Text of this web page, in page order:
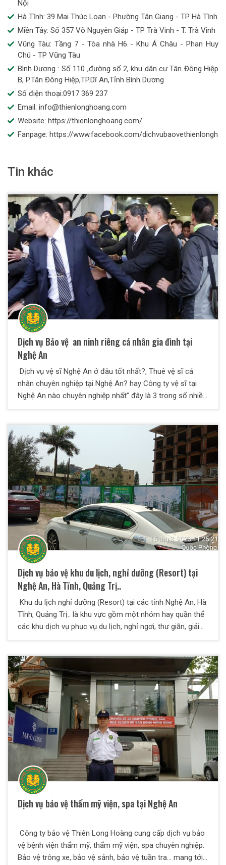
Nội
Hà Tĩnh: 39 Mai Thúc Loan - Phường Tân Giang - TP Hà Tĩnh
Miền Tây: Số 357 Võ Nguyên Giáp - TP Trà Vinh - T. Trà Vinh
Vũng Tàu: Tầng 7 - Tòa nhà H6 - Khu Á Châu - Phan Huy
Chú - TP Vũng Tàu
Bình Dương : Số 110 ,đường số 2, khu dân cư Tân Đông Hiệp
B, P.Tân Đông Hiệp,TP.Dĩ An,Tỉnh Bình Dương
Số điện thoại:0917 369 237
Email: info@thienlonghoang.com
Website: https://thienlonghoang.com/
Fanpage: https://www.facebook.com/
Tin khác
Dịch vụ Bảo vệ an ninh riêng cá nhân gia đình tại
Nghệ An
Dịch vụ vệ sĩ Nghệ An ở đâu tốt nhất?, Thuê vệ sĩ cá
nhân chuyên nghiệp tại Nghệ An? hay Công ty vệ sĩ tại
Nghệ An nào chuyên nghiệp nhất” đây là 3 trong số nhiều
bạn vẫn đang chung thắc mắc này, hãy đọc ngay bài viết
này để biết câu trả lời.
Dịch vụ bảo vệ khu du lịch, nghỉ dưỡng (Resort) tại
Nghệ An, Hà Tĩnh, Quảng Trị..
Khu du lịch nghỉ dưỡng (Resort) tại các tỉnh Nghệ An, Hà
Tĩnh, Quảng Trị.. là khu vực gồm một nhóm hay quần thể
các khu dịch vụ phục vụ du lịch, nghỉ ngơi, thư giãn, giải
thường được xây dựng tại các khu vực có điều kiệm môi
trường tốt, có di tích lịch sử văn hóa, có cảnh quan hữu
tình. Resort là nơi để nghỉ ngơi, vui chơi, checkin rất tuyệt
vời ……..
Dịch vụ bảo vệ thẩm mỹ viện, spa tại Nghệ An
Công ty bảo vệ Thiên Long Hoàng cung cấp dịch vụ bảo
vệ bệnh viện thẩm mỹ, thẩm mỹ viện, spa chuyên nghiệp.
Bảo vệ trông xe, bảo vệ sảnh, bảo vệ tuần tra… mang tới